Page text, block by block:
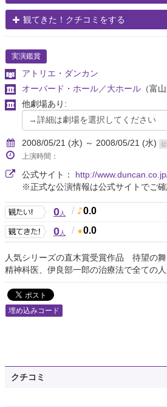
観てきた！クチコミをする
実演鑑賞
アトリエ・ダンカン
オーバード・ホール／大ホール （富
他劇場あり:
2008/05/21 (水) ～ 2008/05/21 (水) 公
上演時間：
公式サイト： http://
※正式な公演情報は公式サイトでご確
0人 / 0.0
0人 / 0.0
人気シリーズの直木賞受賞作品 待望の舞
精神科医、伊良部一郎の治療法で全ての人
埋め込みコード
クチコミ